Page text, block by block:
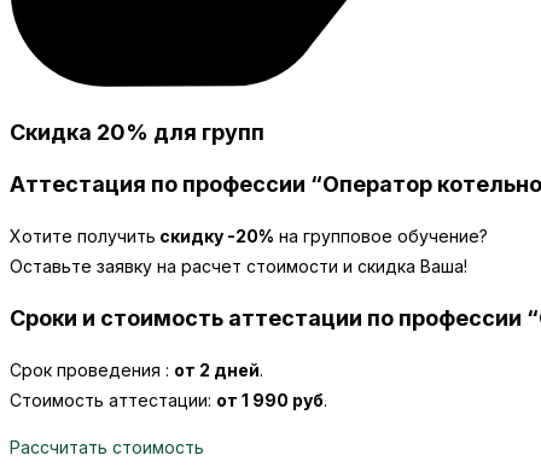
Скидка 20% для групп
Аттестация по профессии “Оператор
Хотите получить скидку -20% на групповое обучение?
Оставьте заявку на расчет стоимости и скидка Ваша!
Сроки и стоимость аттестации по профессии
Срок проведения : от 2 дней.
Стоимость аттестации: от 1 990 руб.
Рассчитать стоимость